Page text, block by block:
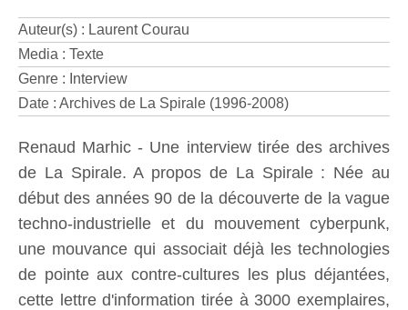
Auteur(s) : Laurent Courau
Media : Texte
Genre : Interview
Date : Archives de La Spirale (1996-2008)
Renaud Marhic - Une interview tirée des archives
de La Spirale. A propos de La Spirale : Née au
début des années 90 de la découverte de la vague
techno-industrielle et du mouvement cyberpunk,
une mouvance qui associait déjà les technologies
de pointe aux contre-cultures les plus déjantées,
cette lettre d'information tirée à 3000 exemplaires,